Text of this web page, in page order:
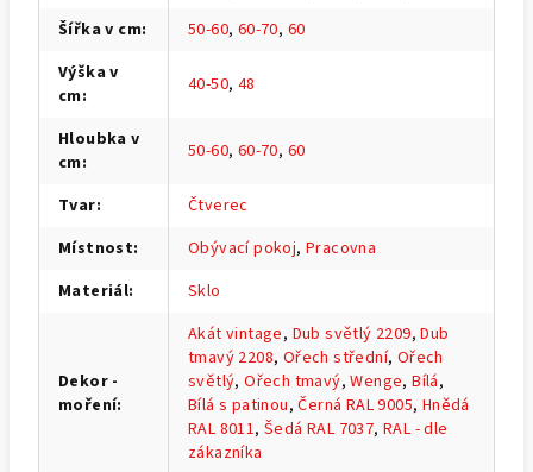
Šířka v cm: 50-60, 60-70, 60
Výška v
cm: 40-50, 48
Hloubka v
cm: 50-60, 60-70, 60
Tvar:
Čtverec
Místnost: Obývací pokoj,Pracovna
Materiál: Sklo
Dekor -
moření:
Akát vintage, Dub světlý 2209,Dub
tmavý 2208, Ořech střední, Ořech
světlý,Ořech tmavý,Wenge,Bílá,
Bílá s patinou,Černá RAL 9005, Hnědá
RAL 8011,Šedá RAL 7037,RAL - dle
zákazníka